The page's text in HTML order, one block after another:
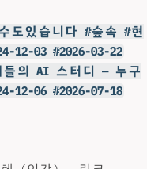
도있습니다 #숲속 #현
12-03 #2026-03-22
들의 AI 스터디 — 누구
12-06 #2026-07-18